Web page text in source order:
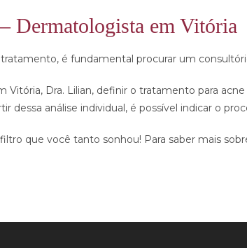
Dermatologista em Vitória
é fundamental procurar um
Vitória, Dra. Lilian, definir o tratamento para
dessa análise individual, é possível indicar o
que você tanto sonhou! Para saber mais